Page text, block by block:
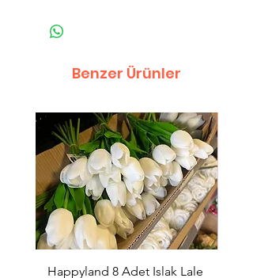
Benzer Ürünler
Happyland 8 Adet Islak Lale